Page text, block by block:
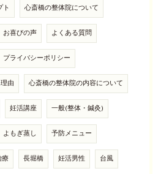
ト 心斎橋の整体院について
お喜びの声 よくある質問
プライバシーポリシー
由 心斎橋の整体院の内容について
妊活講座 一般(整体・鍼灸)
よもぎ蒸し 予防メニュー
療 長堀橋 妊活男性 台風